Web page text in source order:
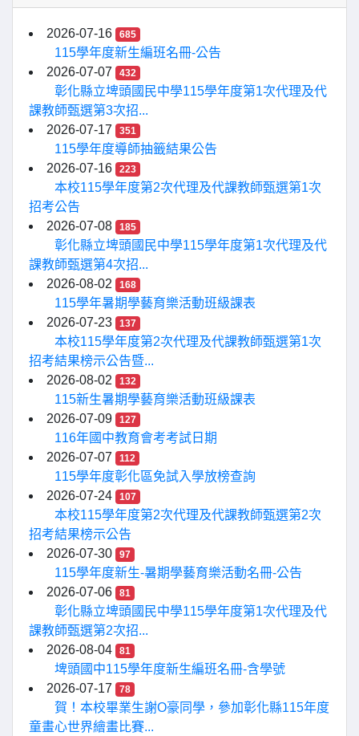
2026-07-16 685
115學年度新生編班名冊-公告
2026-07-07
432
彰化縣立埤頭國民中學115學年度第1次代理及代
課教師甄選第3次招...
2026-07-17
351
115學年度導師抽籤結果公告
2026-07-16
223
本校115學年度第2次代理及代課教師甄選第1次
招考公告
2026-07-08
185
彰化縣立埤頭國民中學115學年度第1次代理及代
課教師甄選第4次招...
2026-08-02
168
115學年暑期學藝育樂活動班級課表
2026-07-23
137
本校115學年度第2次代理及代課教師甄選第1次
招考結果榜示公告暨...
2026-08-02
132
115新生暑期學藝育樂活動班級課表
2026-07-09
127
116年國中教育會考考試日期
2026-07-07
112
115學年度彰化區免試入學放榜查詢
2026-07-24
107
本校115學年度第2次代理及代課教師甄選第2次
招考結果榜示公告
2026-07-30
97
115學年度新生-暑期學藝育樂活動名冊-公告
2026-07-06
81
彰化縣立埤頭國民中學115學年度第1次代理及代
課教師甄選第2次招...
2026-08-04
81
埤頭國中115學年度新生編班名冊-含學號
2026-07-17
78
賀！本校畢業生謝O豪同學，參加彰化縣115年度
童畫心世界繪畫比賽...